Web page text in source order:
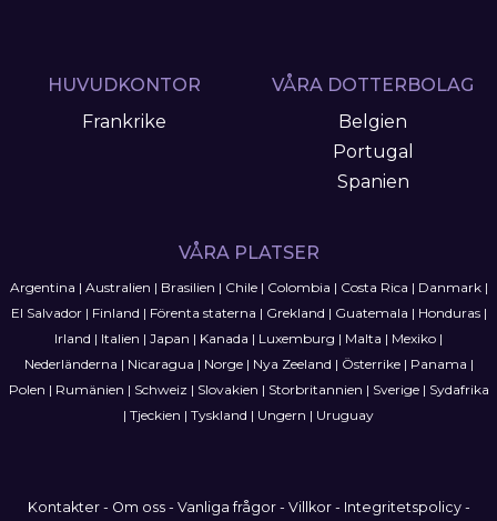
HUVUDKONTOR
Frankrike
VÅRA DOTTERBOLAG
Belgien
Portugal
Spanien
VÅRA PLATSER
Argentina | Australien | Brasilien | Chile| Colombia | Costa Rica | Danmark|
El Salvador| Finland | Förenta staterna | Grekland | Guatemala | Honduras|
Irland | Italien | Japan | Kanada | Luxemburg | Malta | Mexiko |
Nederländerna | Nicaragua | Norge| Nya Zeeland | Österrike| Panama |
Polen | Rumänien | Schweiz | Slovakien | Storbritannien | Sverige| Sydafrika
| Tjeckien | Tyskland | Ungern | Uruguay
Kontakter- Om oss- Vanliga frågor- Villkor- Integritetspolicy-